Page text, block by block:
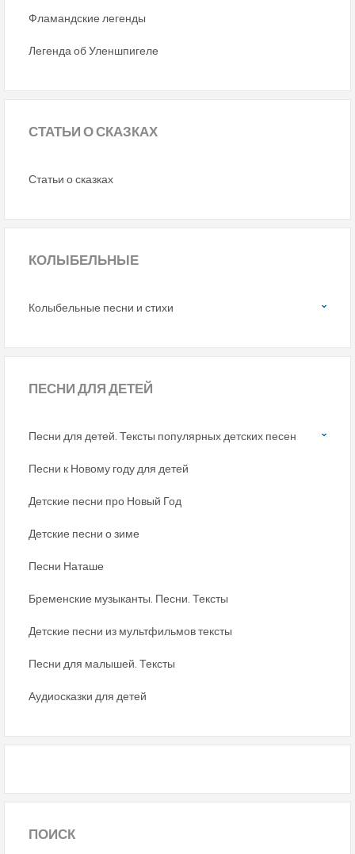
Фламандские легенды
Легенда об Уленшпигеле
СТАТЬИО СКАЗКАХ
Статьи о сказках
КОЛЫБЕЛЬНЫЕ
Колыбельные песни и стихи
ПЕСНИДЛЯ ДЕТЕЙ
Песни для детей. Тексты популярных детских песен
Песни к Новому году для детей
Детские песни про Новый Год
Детские песни о зиме
Песни Наташе
Бременские музыканты. Песни. Тексты
Детские песни из мультфильмов тексты
Песни для малышей. Тексты
Аудиосказки для детей
ПОИСК